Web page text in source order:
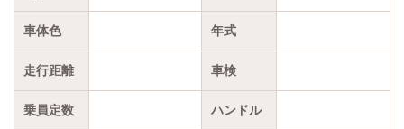
車体色 年式
走行距離 車検
乗員定数 ハンドル